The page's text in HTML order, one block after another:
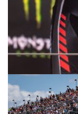
© R. Lekl